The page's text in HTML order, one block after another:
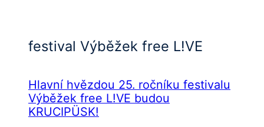
festival Výběžek free L!VE
Hlavní hvězdou 25. ročníku festivalu
Výběžek free L!VE budou
KRUCIPÜSK!